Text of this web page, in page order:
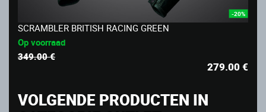
-20%
SCRAMBLER BRITISH RACING GREEN
Op voorraad
349.00 €
279.00€
VOLGENDE PRODUCTEN IN